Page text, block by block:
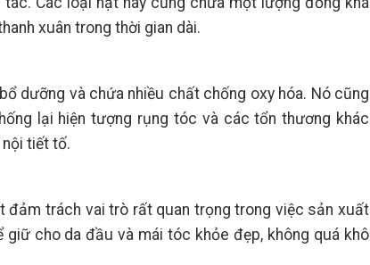
xuân trong thời gian dài.
dưỡng và chứa nhiều chất chống oxy hóa. Nó cũng
lại hiện tượng rụng tóc và các tổn thương khác
tiết tố.
đảm trách vai trò rất quan trọng trong việc sản xuất
giữ cho da đầu và mái tóc khỏe đẹp, không quá khô